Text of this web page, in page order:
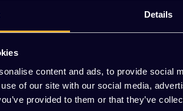
Details
content and ads, to provide social
of our site with our social media,
provided to them or that they’ve
JH14’ stoel met een poef zoals de